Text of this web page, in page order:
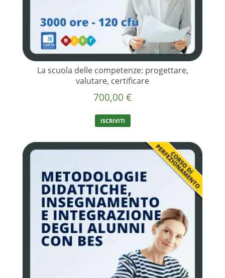
La scuola delle competenze: progettare,
valutare, certificare
700,00 €
ISCRIVITI